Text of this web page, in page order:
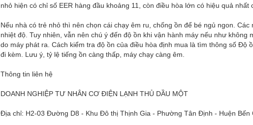
nhỏ hiện có chỉ số EER hàng đầu khoảng 11, còn điều hòa lớn có hiệu quả nhất
Nếu nhà có trẻ nhỏ thì nên chọn cái chạy êm ru, chống ồn để bé ngủ ngon.
nhiệt độ. Tuy nhiên, vẫn nên chú ý đến độ ồn khi vận hành máy nếu như
do máy phát ra. Cách kiểm tra độ ồn của điều hòa định mua là tìm thông số Độ
đi kèm. Lưu ý, tỷ lệ tiếng ồn càng thấp, máy chạy càng êm.
Thông tin liên hệ
DOANH NGHIỆP TƯ NHÂN CƠ ĐIỆN LẠNH THỦ DẦU MỘT
Địa chỉ: H2-03 Đường D8 - Khu Đô thị Thịnh Gia - Phường Tân Định - Huện Bến